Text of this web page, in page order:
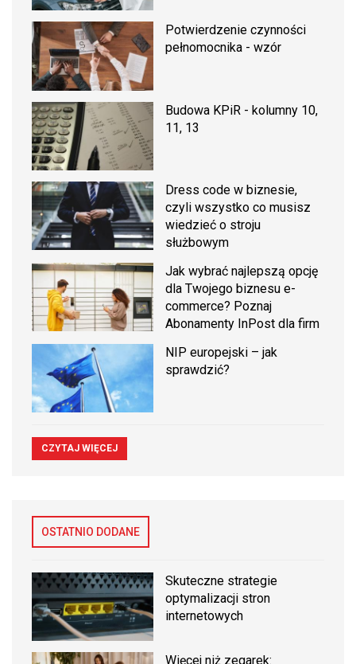
Potwierdzenie czynności
pełnomocnika - wzór
Budowa KPiR - kolumny 10,
11, 13
Dress code w biznesie,
czyli wszystko co musisz
wiedzieć o stroju
służbowym
Jak wybrać najlepszą opcję
dla Twojego biznesu e-
commerce? Poznaj
Abonamenty InPost dla firm
NIP europejski – jak
sprawdzić?
CZYTAJ WIĘCEJ
OSTATNIO DODANE
Skuteczne strategie
optymalizacji stron
internetowych
Więcej niż zegarek: